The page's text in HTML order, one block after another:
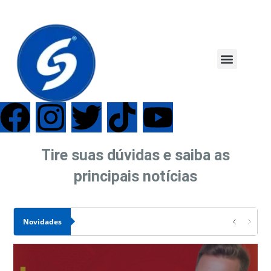
Tire suas dúvidas e saiba as
principais notícias
Novidades